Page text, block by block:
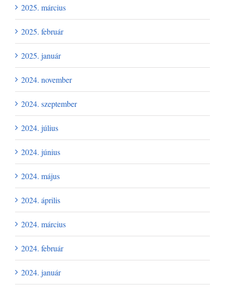
2025. március
2025. február
2025. január
2024. november
2024. szeptember
2024. július
2024. június
2024. május
2024. április
2024. március
2024. február
2024. január